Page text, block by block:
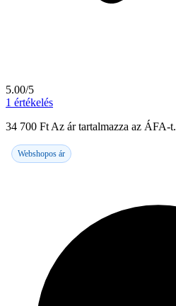
5.00/5
1 értékelés
34 700 Ft Az ár tartalmazza az ÁFA-t.
Webshopos ár